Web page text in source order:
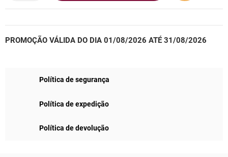
PROMOÇÃO VÁLIDA DO DIA 01/08/2026 ATÉ 31/08/2026
Política de segurança
Política de expedição
Política de devolução